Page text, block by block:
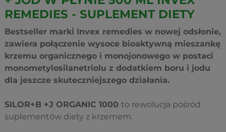
REMEDIES - SUPLEMENT DIETY
Bestseller marki Invex remedies w nowej odsłonie,
zawiera połączenie wysoce bioaktywną mieszankę
krzemu organicznego i monojonowego w postaci
monometylosilanetriolu z dodatkiem boru i jodu
dla jeszcze skuteczniejszego działania.
SILOR+B +J ORGANIC 1000 to rewolucja pośród
suplementów diety z krzemem.